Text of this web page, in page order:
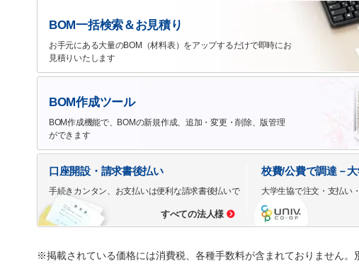
BOM一括検索＆お見積り
お手元にある大量のBOM（材料表）をアップするだけで即時にお
見積りいたします
BOM作成ツール
BOM作成機能で、BOMの新規作成、追加・変更・削除、版管理
ができます
口座開設・請求書後払い
手続きカンタン、お支払いは便利な請求書後払いで
すべての法人様
校費/公費で調達－
大学生協で注文・支払い
※掲載されている価格には消費税、各種手数料が含まれておりません。